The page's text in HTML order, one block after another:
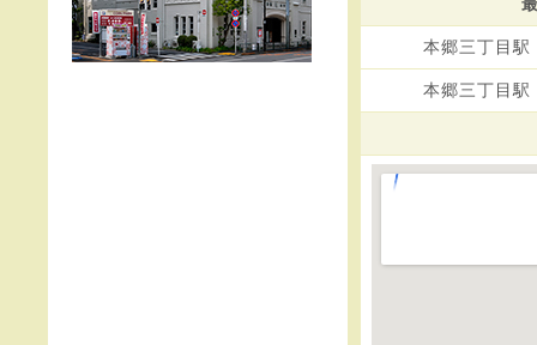
本郷三丁目駅
本郷三丁目駅